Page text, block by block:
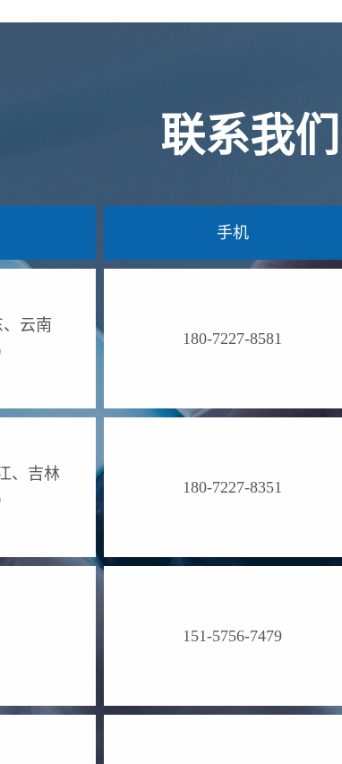
联系我们
手机
云南
180-7227-8581
、吉林
180-7227-8351
151-5756-7479